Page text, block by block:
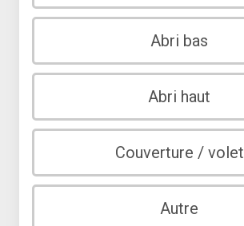
Abri bas
Abri haut
Couverture / volet
Autre